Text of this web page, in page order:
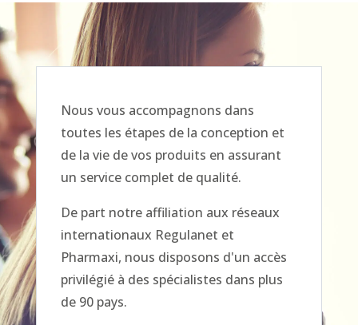
Nous vous accompagnons dans
toutes les étapes de la conception et
de la vie de vos produits en assurant
un service complet de qualité.
De part notre affiliation aux réseaux
internationaux Regulanet et
Pharmaxi, nous disposons d'un accès
privilégié à des spécialistes dans plus
de 90 pays.